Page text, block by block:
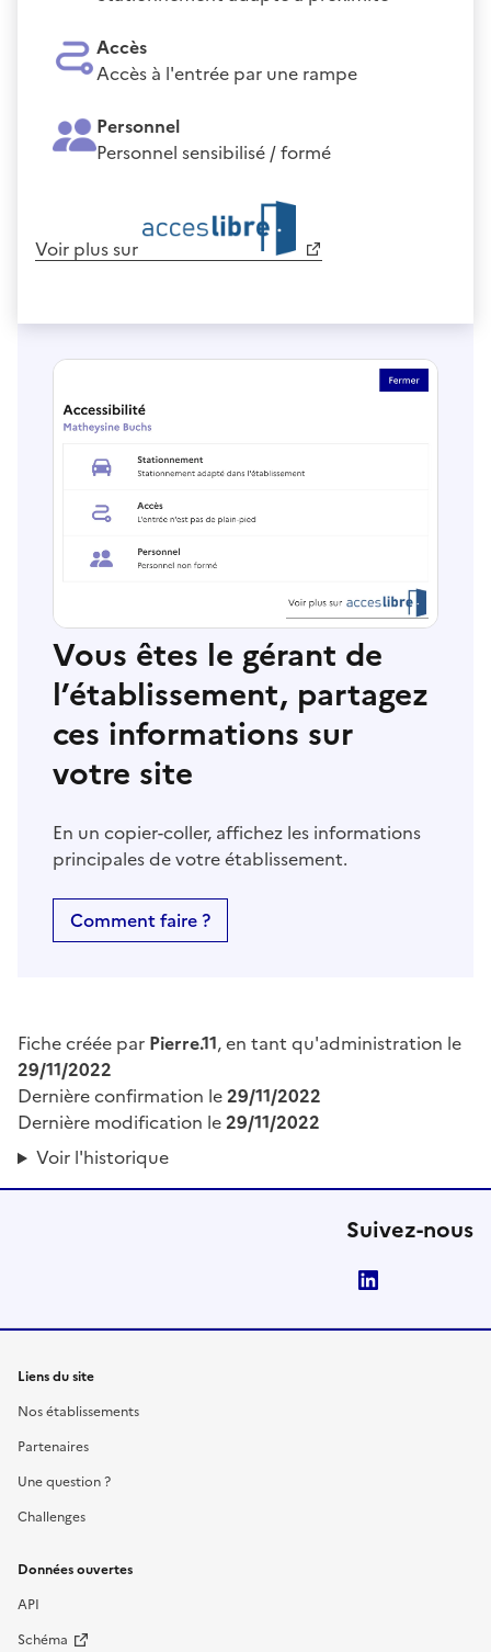
Accès
Accès à l'entrée par une rampe
Personnel
Personnel sensibilisé / formé
Voir plus sur
Vous êtes le gérant de
l’établissement, partagez
ces informations sur
votre site
En un copier-coller, affichez les informations
principales de votre établissement.
Comment faire ?
Fiche créée par Pierre.11, en tant qu'administration le
29/11/2022
Dernière confirmation le29/11/2022
Dernière modification le29/11/2022
Voir l'historique
Suivez-nous
Liens du site
Nos établissements
Partenaires
Une question ?
Challenges
Données ouvertes
API
Schéma